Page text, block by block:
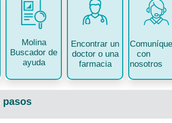
Molina
Buscador de
ayuda
Encontrar un
doctor o una
farmacia
con
nosotros